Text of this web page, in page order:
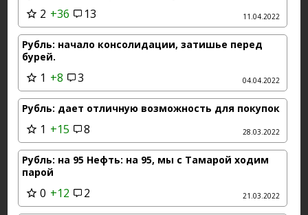
11.04.2022
2 +36 13
04.04.2022
Рубль: начало консолидации, затишье перед
бурей.
1 +8 3
28.03.2022
Рубль: дает отличную возможность для покупок
1 +15 8
21.03.2022
Рубль: на 95 Нефть: на 95, мы с Тамарой ходим
парой
0 +12 2